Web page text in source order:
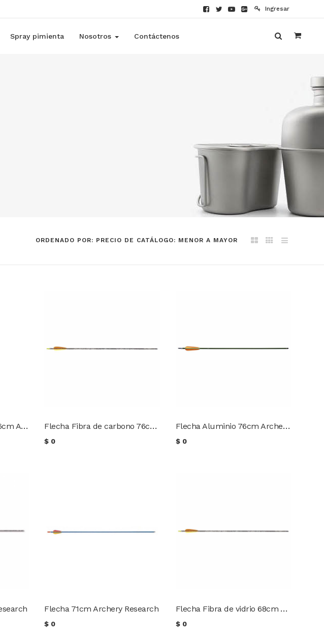
Ingresar
Spray pimienta Nosotros Contáctenos
ORDENADO POR: PRECIO DE CATÁLOGO: MENOR A MAYOR
Flecha fibra de vidrio 66cm Archery Research Flecha Fibra de carbono 76cm Archery Research
$ 0
Flecha Aluminio 76cm Archery Research
$ 0
Flecha 71cm Archery Research
$ 0
Flecha Fibra de vidrio 68cm Archery Research
$ 0